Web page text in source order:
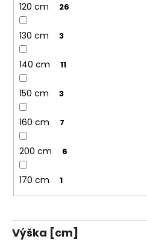
120 cm 26
130 cm 3
140 cm 11
150 cm 3
160 cm 7
200 cm 6
170 cm 1
Výška [cm]